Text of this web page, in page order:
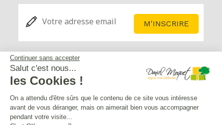
Continuer sans accepter
Salut c'est nous...
les Cookies !
On a attendu d'être sûrs que le contenu de ce site vous intéresse
avant de vous déranger, mais on aimerait bien vous accompagner
pendant votre visite...
Service après-vente
Mentions légales